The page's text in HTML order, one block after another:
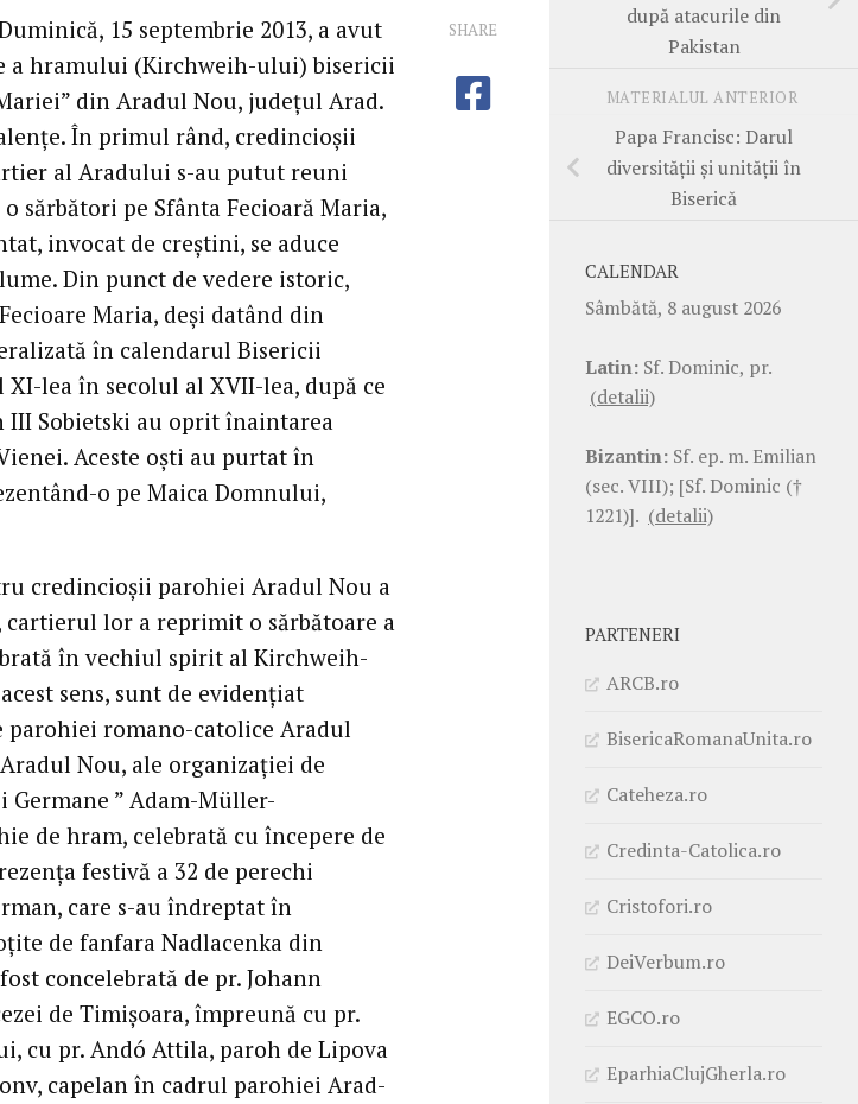
15 septembrie 2013, a avut
a hramului (Kirchweih-ului) bisericii
din Aradul Nou, judeţul Arad.
În primul rând, credincioşii
al Aradului s-au putut reuni
sărbători pe Sfânta Fecioară Maria,
invocat de creştini, se aduce
Din punct de vedere istoric,
Maria, deşi datând din
în calendarul Bisericii
lea în secolul al XVII-lea, după ce
III Sobietski au oprit înaintarea
Aceste oşti au purtat în
o pe Maica Domnului,
credincioşii parohiei Aradul Nou a
cartierul lor a reprimit o sărbătoare a
în vechiul spirit al Kirchweih-
sens, sunt de evidenţiat
romano-catolice Aradul
Nou, ale organizaţiei de
Germane ” Adam-Müller-
de hram, celebrată cu începere de
festivă a 32 de perechi
care s-au îndreptat în
de fanfara Nadlacenka din
concelebrată de pr. Johann
de Timişoara, împreună cu pr.
cu pr. Andó Attila, paroh de Lipova
capelan în cadrul parohiei Arad-
SHARE
după atacurile din
Pakistan
MATERIALUL ANTERIOR
Papa Francisc: Darul
diversităţii şi unităţii în
Biserică
CALENDAR
Sâmbătă, 8 august 2026
Latin: Sf. Dominic, pr.
(detalii)
Bizantin: Sf. ep. m. Emilian
(sec. VIII); [Sf. Dominic (†
1221)]. (detalii)
PARTENERI
ARCB.ro
BisericaRomanaUnita.ro
Cateheza.ro
Credinta-Catolica.ro
Cristofori.ro
DeiVerbum.ro
EGCO.ro
EparhiaClujGherla.ro